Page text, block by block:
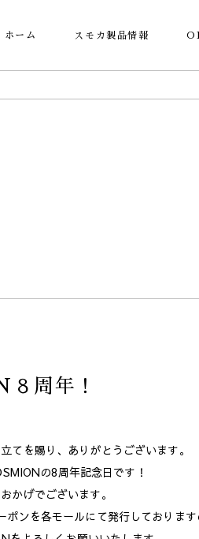
ホーム スモカ製品情報
周年！
てを賜り、ありがとうございます。
の8周年記念日です！
かげでございます。
ポンを各モールにて発行しておりま